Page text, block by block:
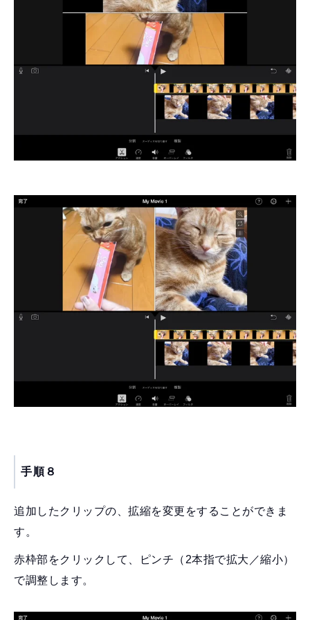
手順８
追加したクリップの、拡縮を変更をすることができま
す。
赤枠部をクリックして、ピンチ（2本指で拡大／縮小）
で調整します。